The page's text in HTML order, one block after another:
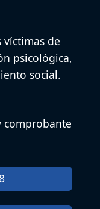
de
psicológica,
social.
comprobante